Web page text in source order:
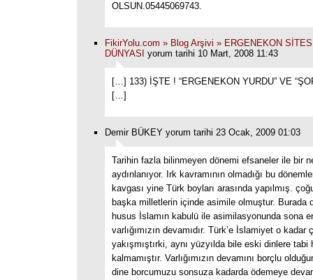
OLSUN.05445069743.
FikirYolu.com » Blog Arşivi » ERGENEKON
DÜNYASI yorum tarihi 10 Mart, 2008 11:43
[…] 133) İŞTE ! “ERGENEKON YURDU” VE
[…]
Demir BÜKEY yorum tarihi 23 Ocak, 2009 01:03
Tarihin fazla bilinmeyen dönemi efsaneler ile bir
aydınlanıyor. Irk kavramının olmadığı bu
kavgası yine Türk boyları arasında yapılmış.
başka milletlerin içinde asimile olmuştur. Burada
husus İslamın kabulü ile asimilasyonunda sona
varlığımızın devamıdır. Türk’e İslamiyet o kadar
yakışmıştırki, aynı yüzyılda bile eski dinlere
kalmamıştır. Varlığımızın devamını borçlu
dine borcumuzu sonsuza kadarda ödemeye